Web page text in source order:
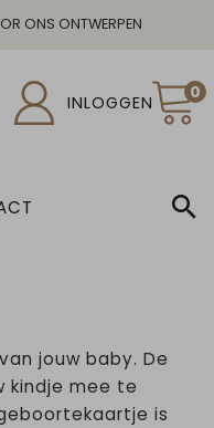
ONS ONTWERPEN
INLOGGEN 0
jouw baby. De
kindje mee te
is